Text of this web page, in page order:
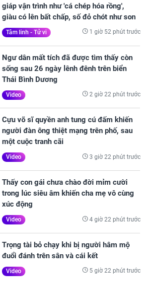
giáp vận trình như 'cá chép hóa rồng',
giàu có lên bất chấp, số đỏ chót như son
Tâm linh - Tử vi 1 giờ 52 phút trước
Ngư dân mất tích đã được tìm thấy còn
sống sau 26 ngày lênh đênh trên biển
Thái Bình Dương
Video 2 giờ 22 phút trước
Cựu võ sĩ quyền anh tung cú đấm khiến
người đàn ông thiệt mạng trên phố, sau
một cuộc tranh cãi
Video 3 giờ 22 phút trước
Thấy con gái chưa chào đời mỉm cười
trong lúc siêu âm khiến cha mẹ vô cùng
xúc động
Video 4 giờ 22 phút trước
Trọng tài bỏ chạy khi bị người hâm mộ
đuổi đánh trên sân và cái kết
Video 5 giờ 22 phút trước